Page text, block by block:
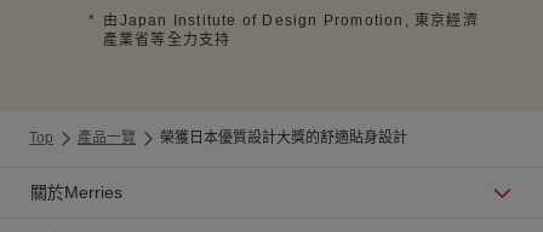
* 由Japan Institute of Design Promotion, 東京經濟
產業省等全力支持
Top 產品一覽 榮獲日本優質設計大獎的舒適貼身設計
關於Merries